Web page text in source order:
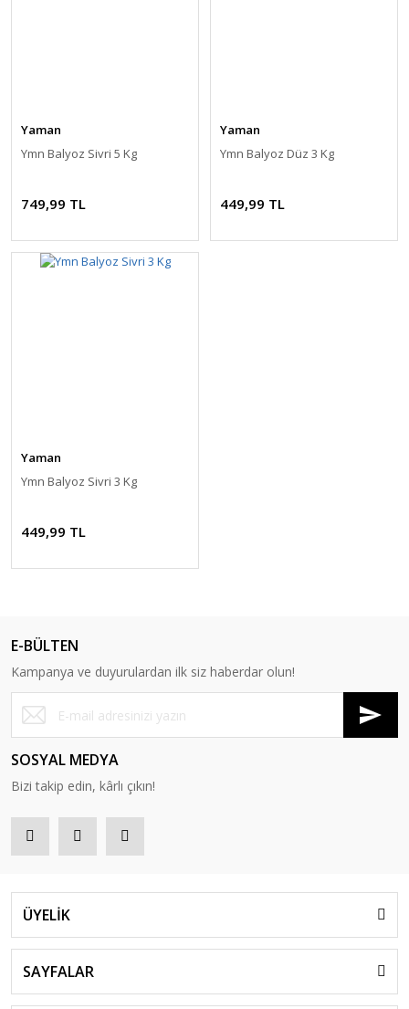
Yaman
Ymn Balyoz Sivri 5 Kg
749,99 TL
Yaman
Ymn Balyoz Düz 3 Kg
449,99 TL
Yaman
Ymn Balyoz Sivri 3 Kg
449,99 TL
E-BÜLTEN
Kampanya ve duyurulardan ilk siz haberdar olun!
SOSYAL MEDYA
Bizi takip edin, kârlı çıkın!
ÜYELİK
SAYFALAR